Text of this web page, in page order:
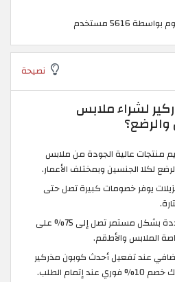
نصيحة
لشراء ملابس
عالية الجودة من ملابس
لكلا الجنسين وبمختلف الأعمار.
يوفر خصومات كبيرة تصل حتى
عروض وخصومات متجددة بشكل مستمر تصل إلى 75% على
الملابس والأطقم.
عند تفعيل أحدث كوبون مذركير
إتمام الطلب.